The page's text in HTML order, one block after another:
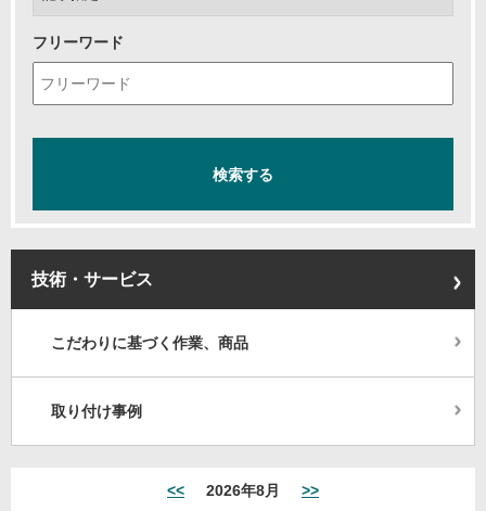
フリーワード
技術・サービス
こだわりに基づく作業、商品
取り付け事例
<< 2026年8月 >>